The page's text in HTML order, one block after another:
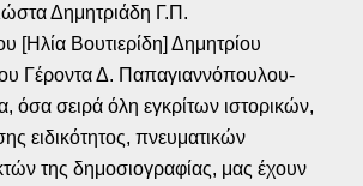
Δημητριάδη Γ.Π.
[Ηλία Βουτιερίδη] Δημητρίου
Γέροντα Δ. Παπαγιαννόπουλου-
όσα σειρά όλη εγκρίτων ιστορικών,
ειδικότητος, πνευματικών
της δημοσιογραφίας, μας έχουν